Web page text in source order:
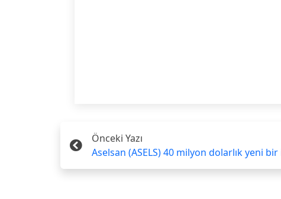
Önceki Yazı
Aselsan (ASELS) 40 milyon dolarlık yeni bir